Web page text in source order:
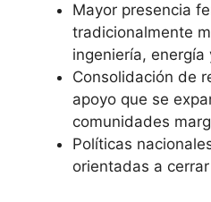
Mayor presencia
tradicionalmente
ingeniería, energía
Consolidación de
apoyo que se
comunidades
Políticas
orientadas a